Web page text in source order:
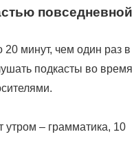
повседневной
минут, чем один раз в
подкасты во время
утром – грамматика, 10